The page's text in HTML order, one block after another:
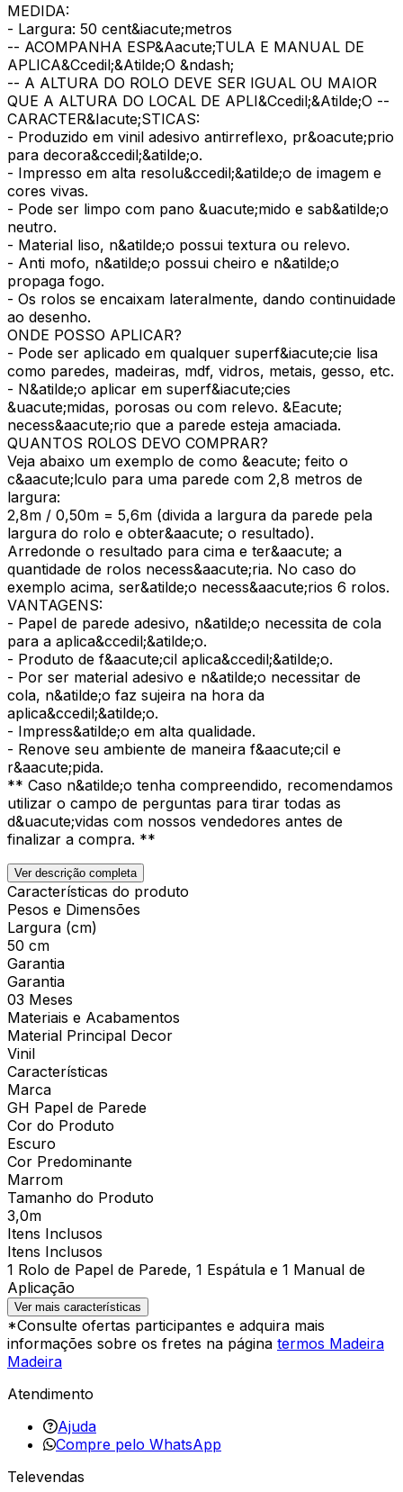
MEDIDA:
- Largura: 50 cent&iacute;metros
-- ACOMPANHA ESP&Aacute;TULA E MANUAL DE
APLICA&Ccedil;&Atilde;O &ndash;
-- A ALTURA DO ROLO DEVE SER IGUAL OU MAIOR
QUE A ALTURA DO LOCAL DE APLI&Ccedil;&Atilde;O --
CARACTER&Iacute;STICAS:
- Produzido em vinil adesivo antirreflexo, pr&oacute;prio
para decora&ccedil;&atilde;o.
- Impresso em alta resolu&ccedil;&atilde;o de imagem e
cores vivas.
- Pode ser limpo com pano &uacute;mido e sab&atilde;o
neutro.
- Material liso, n&atilde;o possui textura ou relevo.
- Anti mofo, n&atilde;o possui cheiro e n&atilde;o
propaga fogo.
- Os rolos se encaixam lateralmente, dando continuidade
ao desenho.
ONDE POSSO APLICAR?
- Pode ser aplicado em qualquer superf&iacute;cie lisa
como paredes, madeiras, mdf, vidros, metais, gesso, etc.
- N&atilde;o aplicar em superf&iacute;cies
&uacute;midas, porosas ou com relevo. &Eacute;
necess&aacute;rio que a parede esteja amaciada.
QUANTOS ROLOS DEVO COMPRAR?
Veja abaixo um exemplo de como &eacute; feito o
c&aacute;lculo para uma parede com 2,8 metros de
largura:
2,8m / 0,50m = 5,6m (divida a largura da parede pela
largura do rolo e obter&aacute; o resultado).
Arredonde o resultado para cima e ter&aacute; a
quantidade de rolos necess&aacute;ria. No caso do
exemplo acima, ser&atilde;o necess&aacute;rios 6 rolos.
VANTAGENS:
- Papel de parede adesivo, n&atilde;o necessita de cola
para a aplica&ccedil;&atilde;o.
- Produto de f&aacute;cil aplica&ccedil;&atilde;o.
- Por ser material adesivo e n&atilde;o necessitar de
cola, n&atilde;o faz sujeira na hora da
aplica&ccedil;&atilde;o.
- Impress&atilde;o em alta qualidade.
- Renove seu ambiente de maneira f&aacute;cil e
r&aacute;pida.
** Caso n&atilde;o tenha compreendido, recomendamos
utilizar o campo de perguntas para tirar todas as
d&uacute;vidas com nossos vendedores antes de
finalizar a compra. **
Ver descrição completa
Características do produto
Pesos e Dimensões
Largura (cm)
50 cm
Garantia
Garantia
03 Meses
Materiais e Acabamentos
Material Principal Decor
Vinil
Características
Marca
GH Papel de Parede
Cor do Produto
Escuro
Cor Predominante
Marrom
Tamanho do Produto
3,0m
Itens Inclusos
Itens Inclusos
1 Rolo de Papel de Parede, 1 Espátula e 1 Manual de
Aplicação
Ver mais características
*Consulte ofertas participantes e adquira mais
informações sobre os fretes na página termos Madeira
Madeira
Atendimento
Ajuda
Compre pelo WhatsApp
Televendas